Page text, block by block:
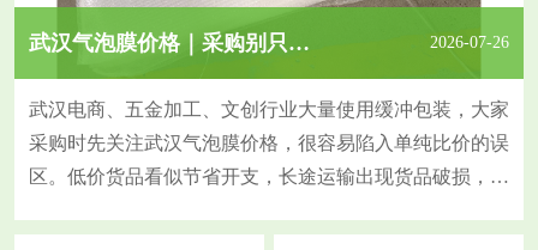
武汉气泡膜价格｜采购别只比价，这几个指标更关键 2026-07-26
武汉电商、五金加工、文创行业大量使用缓冲包装，大家
采购时先关注武汉气泡膜价格，很容易陷入单纯比价的误
区。低价货品看似节省开支，长途运输出现货品破损，反